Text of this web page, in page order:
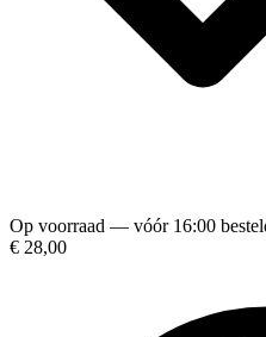
Op voorraad — vóór 16:00
€ 28,00